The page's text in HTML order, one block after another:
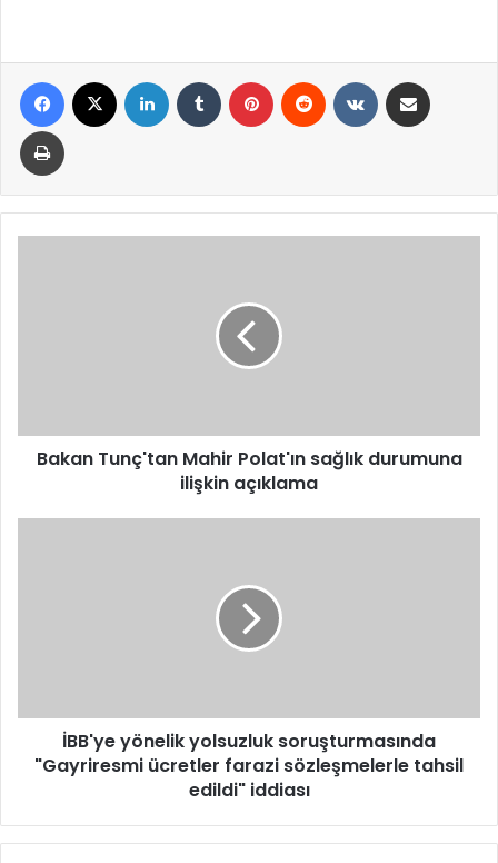
Facebook LinkedIn Tumblr Pinterest Reddit VKontakte
Yazdır
Bakan Tunç'tan Mahir Polat'ın sağlık durumuna
ilişkin açıklama
tahsil
iddiası
İBB'ye yönelik yolsuzluk soruşturmasında
"Gayriresmi ücretler farazi sözleşmelerle tahsil
edildi" iddiası